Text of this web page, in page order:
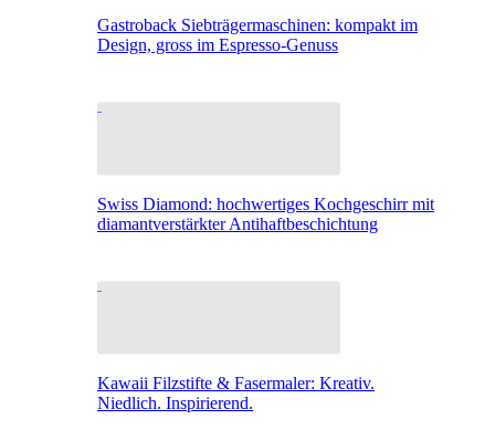
Gastroback Siebträgermaschinen: kompakt im
Design, gross im Espresso-Genuss
Swiss Diamond: hochwertiges Kochgeschirr mit
diamantverstärkter Antihaftbeschichtung
Kawaii Filzstifte & Fasermaler: Kreativ.
Niedlich. Inspirierend.